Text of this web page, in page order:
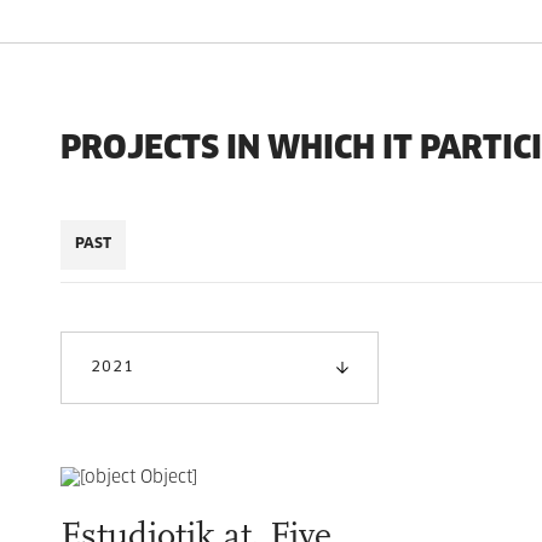
PROJECTS IN WHICH IT
PAST
2021